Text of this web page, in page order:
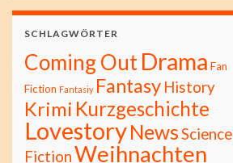
SCHLAGWÖRTER
Coming OutDrama Fan
Fiction Fantasiy Fantasy History
Krimi Kurzgeschichte
LovestoryNewsScience
FictionWeihnachten